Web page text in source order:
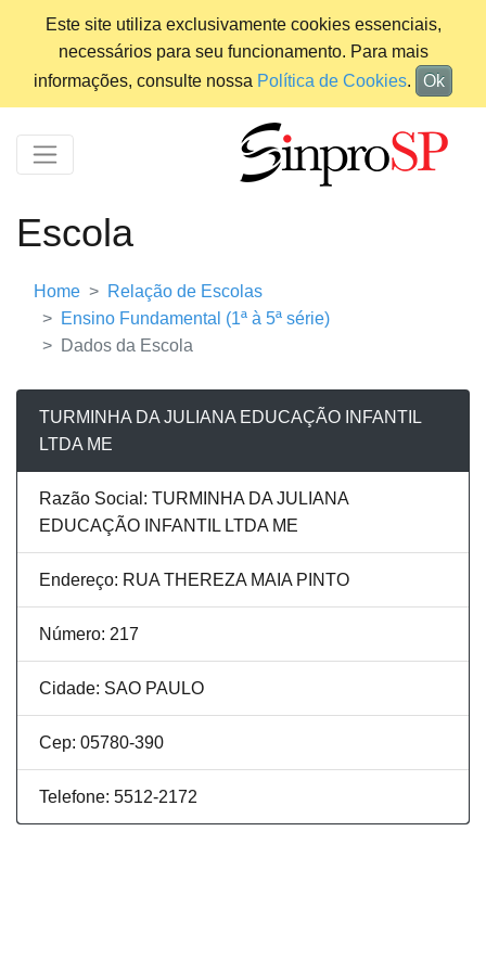
Este site utiliza exclusivamente cookies essenciais,
necessários para seu funcionamento. Para mais
informações, consulte nossa Política de Cookies. Ok
Escola
Home
Relação de Escolas
Ensino Fundamental (1ª à 5ª série)
Dados da Escola
TURMINHA DA JULIANA EDUCAÇÃO INFANTIL
LTDA ME
Razão Social: TURMINHA DA JULIANA
EDUCAÇÃO INFANTIL LTDA ME
Endereço: RUA THEREZA MAIA PINTO
Número: 217
Cidade: SAO PAULO
Cep: 05780-390
Telefone: 5512-2172